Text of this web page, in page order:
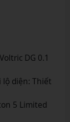
DG 0.1
lộ diện: Thiết
5 Limited